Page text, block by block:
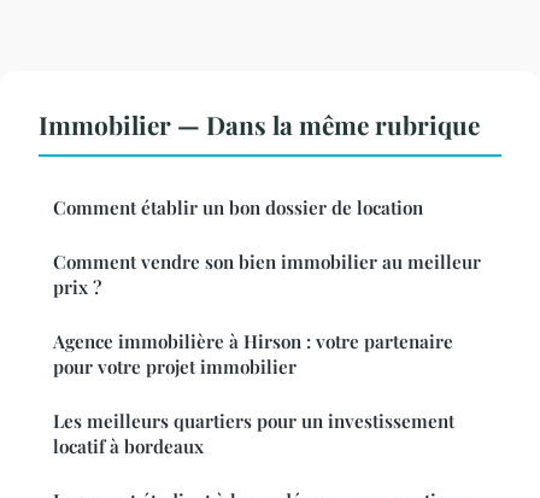
Immobilier — Dans la même rubrique
Comment établir un bon dossier de location
Comment vendre son bien immobilier au meilleur
prix ?
Agence immobilière à Hirson : votre partenaire
pour votre projet immobilier
Les meilleurs quartiers pour un investissement
locatif à bordeaux